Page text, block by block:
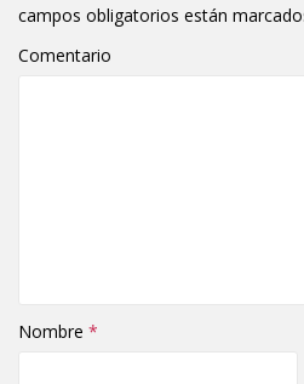
campos obligatorios están
Comentario
Nombre *